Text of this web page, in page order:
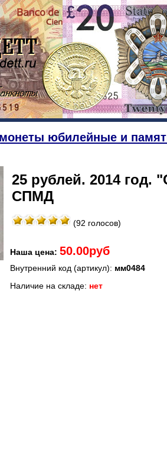
юбилейные и
25 рублей. 2014 год.
СПМД
(92 голосов)
Наша цена: 50.00руб
Внутренний код (артикул): мм0484
Наличие на складе: нет